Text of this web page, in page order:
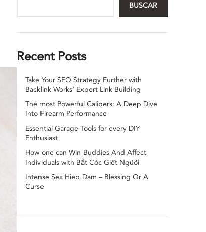
BUSCAR
Recent Posts
Take Your SEO Strategy Further with
Backlink Works’ Expert Link Building
The most Powerful Calibers: A Deep Dive
Into Firearm Performance
Essential Garage Tools for every DIY
Enthusiast
How one can Win Buddies And Affect
Individuals with Bắt Cóc Giết Người
Intense Sex Hiep Dam – Blessing Or A
Curse